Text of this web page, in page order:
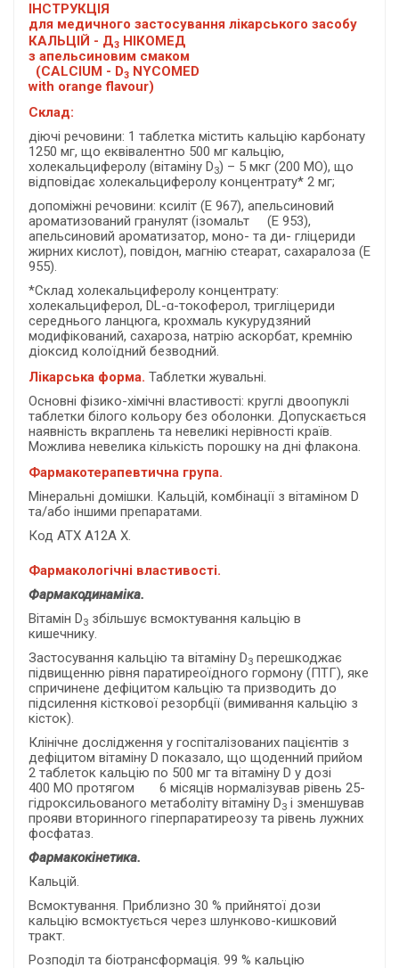
ІНСТРУКЦІЯ
для медичного застосування лікарського засобу
КАЛЬЦІЙ - Д3 НІКОМЕД
з апельсиновим смаком
(CALCIUM - D3 NYCOMED
with orange flavour)
Склад:
діючі речовини: 1 таблетка містить кальцію карбонату
1250 мг, що еквівалентно 500 мг кальцію,
холекальциферолу (вітаміну D3) – 5 мкг (200 МО), що
відповідає холекальциферолу концентрату* 2 мг;
допоміжні речовини: ксиліт (Е 967), апельсиновий
ароматизований гранулят (ізомальт (Е 953),
апельсиновий ароматизатор, моно- та ди- гліцериди
жирних кислот), повідон, магнію стеарат, сахаралоза (Е
955).
*Склад холекальциферолу концентрату:
холекальциферол, DL-ɑ-токоферол, тригліцериди
середнього ланцюга, крохмаль кукурудзяний
модифікований, сахароза, натрію аскорбат, кремнію
діоксид колоїдний безводний.
Лікарська форма. Таблетки жувальні.
Основні фізико-хімічні властивості: круглі двоопуклі
таблетки білого кольору без оболонки. Допускається
наявність вкраплень та невеликі нерівності країв.
Можлива невелика кількість порошку на дні флакона.
Фармакотерапевтична група.
Мінеральні домішки. Кальцій, комбінації з вітаміном D
та/або іншими препаратами.
Код АТХ А12А Х.
Фармакологічні властивості.
Фармакодинаміка.
Вітамін D3 збільшує всмоктування кальцію в
кишечнику.
Застосування кальцію та вітаміну D3 перешкоджає
підвищенню рівня паратиреоїдного гормону (ПТГ), яке
спричинене дефіцитом кальцію та призводить до
підсилення кісткової резорбції (вимивання кальцію з
кісток).
Клінічне дослідження у госпіталізованих пацієнтів з
дефіцитом вітаміну D показало, що щоденний прийом
2 таблеток кальцію по 500 мг та вітаміну D у дозі
400 МО протягом 6 місяців нормалізував рівень 25-
гідроксильованого метаболіту вітаміну D3 і зменшував
прояви вторинного гіперпаратиреозу та рівень лужних
фосфатаз.
Фармакокінетика.
Кальцій.
Всмоктування. Приблизно 30 % прийнятої дози
кальцію всмоктується через шлунково-кишковий
тракт.
Розподіл та біотрансформація. 99 % кальцію